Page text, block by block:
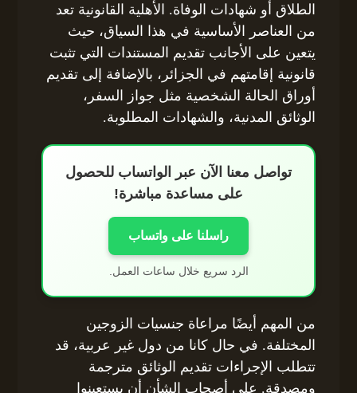
الطلاق أو شهادات الوفاة. الأهلية القانونية تعد
من العناصر الأساسية في هذا السياق، حيث
يتعين على الأجانب تقديم المستندات التي تثبت
قانونية إقامتهم في الجزائر، بالإضافة إلى تقديم
أوراق الحالة الشخصية مثل جواز السفر،
الوثائق المدنية، والشهادات المطلوبة.
تواصل معنا الآن عبر الواتساب للحصول
على مساعدة مباشرة!
راسلنا على واتساب
الرد سريع خلال ساعات العمل.
من المهم أيضًا مراعاة جنسيات الزوجين
المختلفة. في حال كانا من دول غير عربية، قد
تتطلب الإجراءات تقديم الوثائق مترجمة
ومصدقة. على أصحاب الشأن أن يستعينوا